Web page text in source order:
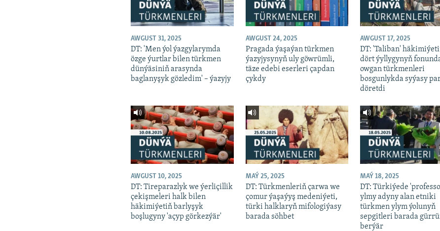
AWGUST 31, 2025
DT: 'Men ýol ýazgylarymda
özge ýurtlar bilen türkmen
dünýäsiniň arasynda
baglanyşyk gözledim' – ýazyjy
AWGUST 24, 2025
Pragada ýaşaýan türkmen
ýazyjysynyň uly göwrümli,
täze edebi eserleri çapdan
çykdy
AWGUST 17, 2025
DT: 'Taliban'
dört ýyllygynyň
owgan türkmenleri
bosgunlykda syýasy
döretdi
AWGUST 10, 2025
DT: Tireparazlyk we ýerliçillik
çekişmeleri halk bilen
häkimiýetiň barlyşyk
boşlugyny 'açyp görkezýär'
MAÝ 25, 2025
DT: Türkmenleriň çarwa we
çomur ýaşaýyş medeniýeti,
türki halklaryň mifologiýasy
barada söhbet
MAÝ 18, 2025
DT: Türkiýede
ylmy adyny alan etniki
türkmen ylym ýolunyň
sepgitleri barada
berýär